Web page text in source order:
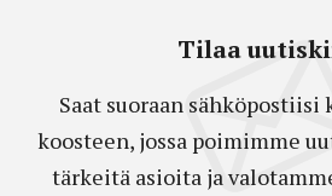
Tilaa
Saat suoraan
koosteen, jossa poimimme
tärkeitä asioita ja